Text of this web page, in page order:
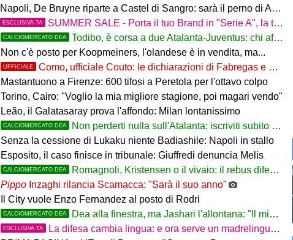
Napoli, De Bruyne riparte a Castel di Sangro: sarà il perno di Allegri
ESCLUSIVA TA SUMMER SALE - Porta il tuo Brand in "Serie A", la tua azienda e professione titolare nel cuore dell'Atalanta
CALCIOMERCATO DEA Todibo, è corsa a due Atalanta-Juventus: chi affonderà il colpo?
Non c'è posto per Koopmeiners, l'olandese è in vendita, ma...
UFFICIALE Como, ufficiale Couto: le dichiarazioni di Fabregas e del brasiliano
Mastantuono a Firenze: 600 tifosi a Peretola per l'ottavo colpo
Torino, Cairo: "Voglio la mia migliore stagione, poi magari vendo"
Leão, il Galatasaray prova l'affondo: Milan lontanissimo
CALCIOMERCATO DEA Non perderti nulla sull'Atalanta: iscriviti subito al nostro canale WhatsApp!
Senza la cessione di Lukaku niente Badiashile: Napoli in stallo
Esposito, il caso finisce in tribunale: Giuffredi denuncia Melis
CALCIOMERCATO DEA Romagnoli, Kristensen o il vivaio: il rebus difesa dell'Atalanta
Pippo Inzaghi rilancia Scamacca: "Sarà il suo anno"
Il City vuole Enzo Fernandez al posto di Rodri
CALCIOMERCATO DEA Dea alla finestra, ma Jashari l'allontana: "Il mio cuore è sempre stato rossonero"
ESCLUSIVA TA La difesa cambia lingua: e ora serve un madrelingua della zona